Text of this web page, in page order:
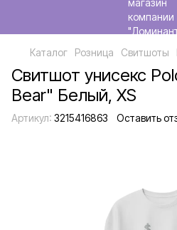
Каталог Розница Свитшоты
Свитшот унисекс
Bear" Белый, XS
Артикул: 3215416863 Оставить